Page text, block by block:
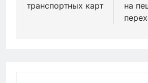
транспортных карт
на